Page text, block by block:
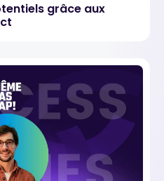
grâce aux